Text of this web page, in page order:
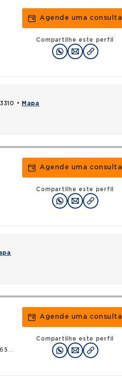
Agende uma consulta
Compartilhe este perfil
• Mapa
Agende uma consulta
Compartilhe este perfil
Agende uma consulta
Compartilhe este perfil